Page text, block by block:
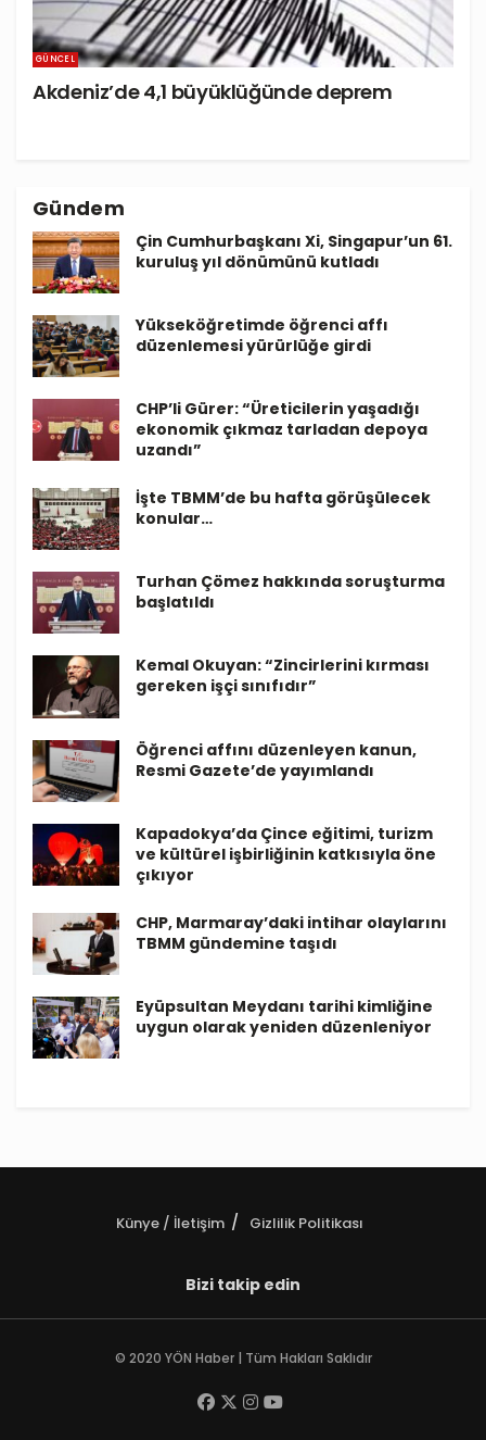
GÜNCEL
Akdeniz’de 4,1 büyüklüğünde deprem
Gündem
Çin Cumhurbaşkanı Xi, Singapur’un 61.
kuruluş yıl dönümünü kutladı
Yükseköğretimde öğrenci affı
düzenlemesi yürürlüğe girdi
CHP’li Gürer: “Üreticilerin yaşadığı
ekonomik çıkmaz tarladan depoya
uzandı”
İşte TBMM’de bu hafta görüşülecek
konular…
Turhan Çömez hakkında soruşturma
başlatıldı
Kemal Okuyan: “Zincirlerini kırması
gereken işçi sınıfıdır”
Öğrenci affını düzenleyen kanun,
Resmi Gazete’de yayımlandı
Kapadokya’da Çince eğitimi, turizm
ve kültürel işbirliğinin katkısıyla öne
çıkıyor
CHP, Marmaray’daki intihar olaylarını
TBMM gündemine taşıdı
Eyüpsultan Meydanı tarihi kimliğine
uygun olarak yeniden düzenleniyor
Künye / İletişim Gizlilik Politikası
Bizi takip edin
© 2020 YÖN Haber | Tüm Hakları Saklıdır